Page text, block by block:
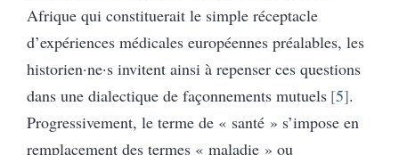
Afrique qui constituerait le simple réceptacle
d’expériences médicales européennes préalables, les
historien·ne·s invitent ainsi à repenser ces questions
dans une dialectique de façonnements mutuels 5 .
Progressivement, le terme de « santé » s’impose en
remplacement des termes « maladie » ou